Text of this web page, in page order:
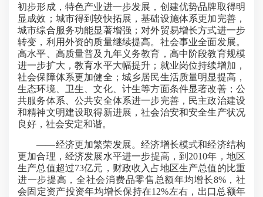
初步形成，特色产业进一步发展，创建优势品牌取得明
显成效；城市得到较快拓展，基础设施体系更加完善，
城市综合服务功能显著增强；对外贸易增长方式进一步
转变，利用外资的质量继续提高。社会事业全面发展。
高水平、高质量普及九年义务教育，高中阶段教育规模
进一步扩大，教育水平大幅提升；就业岗位持续增加，
社会保障体系更加健全；城乡居民生活质量明显提高，
生态环境、卫生、文化、计生等方面条件显著改善；公
共服务体系、公共安全体系进一步完善，民主政治建设
和精神文明建设取得新进展，社会治安和安全生产状况
良好，社会安定和谐。
——经济更加繁荣发展。经济增长模式和经济结构
更加合理，经济发展水平进一步提高，到2010年，地区
生产总值超过73亿元，财政收入占地区生产总值的比重
进一步提高，全社会消费品零售总额年均增长8%，社
会固定资产投资年均增长保持在12%左右，出口总额年